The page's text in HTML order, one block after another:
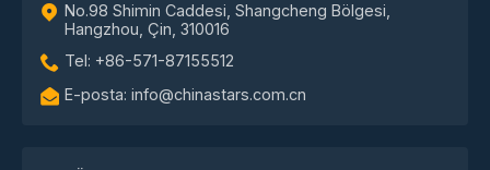
No.98 Shimin Caddesi, Shangcheng Bölgesi,
Hangzhou, Çin, 310016
Tel: +86-571-87155512
E-posta: info@chinastars.com.cn